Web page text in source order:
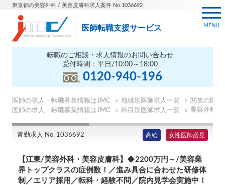
東京都の美容外科 / 美容皮膚科求人案件 No.1036692
医師転職支援サービス
転職のご相談・求人情報のお問い合わせ
受付時間：平日/10:00～18:00
0120-940-196
MENU
医師の求人・転職募集情報はJMC 地域別医師求人一覧
関東の医師
医師の求人・転職募集情報はJMC
科目別医師求人一覧 美容外科医
常勤求人 No. 1036692 高給 女性医師必見
【江東/美容外科・美容皮膚科】◆2200万円～/美容業
界トップクラスの症例数！／進み具合に合わせた研修体
制／エリア採用／転科・経験不問／院内見学会実施中！